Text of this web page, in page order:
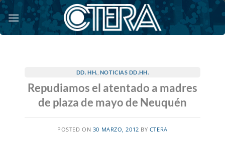
Saltar
al
contenido
DD. HH. NOTICIAS DD.HH.
Repudiamos el atentado a madres
de plaza de mayo de Neuquén
POSTED ON 30 MARZO, 2012 BY CTERA